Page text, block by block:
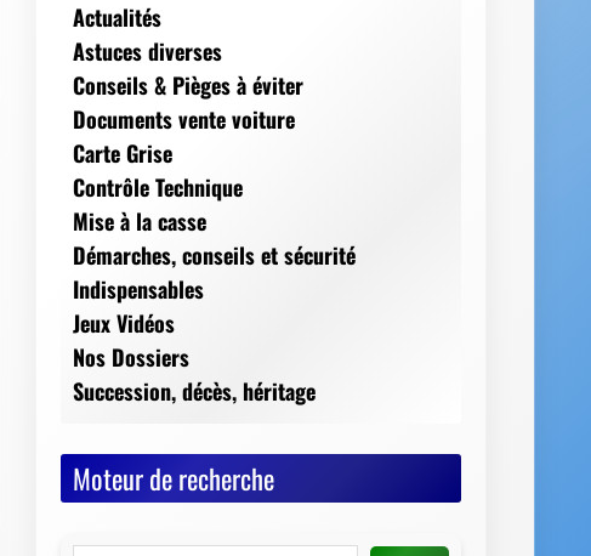
Actualités
Astuces diverses
Conseils & Pièges à éviter
Documents vente voiture
Carte Grise
Contrôle Technique
Mise à la casse
Démarches, conseils et sécurité
Indispensables
Jeux Vidéos
Nos Dossiers
Succession, décès, héritage
Moteur de recherche